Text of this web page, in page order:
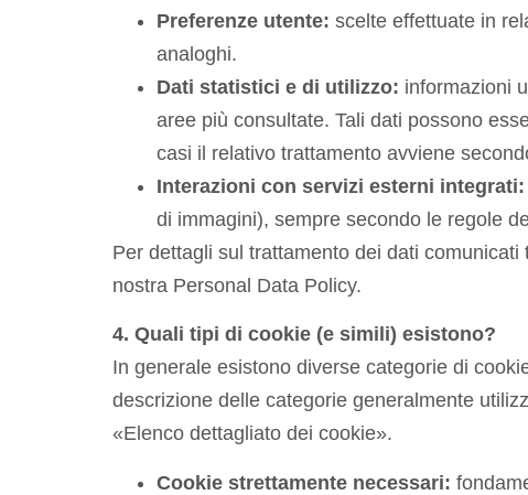
Preferenze utente: scelte effettuate in
analoghi.
Dati statistici e di utilizzo: informazioni
aree più consultate. Tali dati possono
casi il relativo trattamento avviene
Interazioni con servizi esterni integrati:
di immagini), sempre secondo le regole
Per dettagli sul trattamento dei dati
nostra Personal Data Policy.
4. Quali tipi di cookie (e simili) esistono?
In generale esistono diverse categorie di
descrizione delle categorie generalmente
«Elenco dettagliato dei cookie».
Cookie strettamente necessari: